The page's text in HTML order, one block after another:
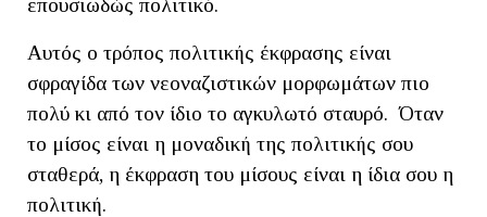
επουσιωδώς πολιτικό.
Αυτός ο τρόπος πολιτικής έκφρασης είναι
σφραγίδα των νεοναζιστικών μορφωμάτων πιο
πολύ κι από τον ίδιο το αγκυλωτό σταυρό. Όταν
το μίσος είναι η μοναδική της πολιτικής σου
σταθερά, η έκφραση του μίσους είναι η ίδια σου η
πολιτική.